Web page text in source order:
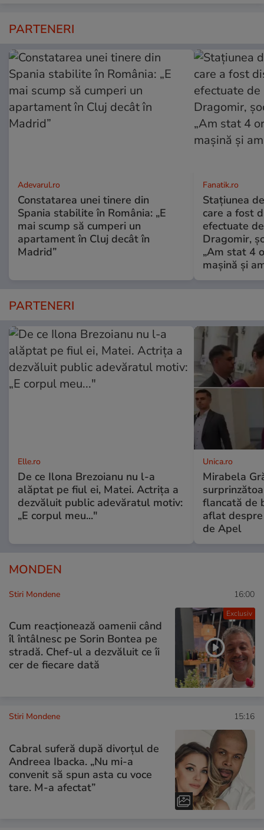
PARTENERI
Adevarul.ro
Constatarea unei tinere din
Spania stabilite în România: „E
mai scump să cumperi un
apartament în Cluj decât în
Madrid”
Fanatik.ro
Stațiunea
care a fost
efectuate
Dragomir,
„Am stat 4
mașină și
PARTENERI
Elle.ro
De ce Ilona Brezoianu nu l-a
alăptat pe fiul ei, Matei. Actrița a
dezvăluit public adevăratul motiv:
„E corpul meu..."
Unica.ro
Mirabela
flancată de
aflat
de Apel
MONDEN
Exclusiv
Stiri Mondene 16:00
Cum reacționează oamenii când
îl întâlnesc pe Sorin Bontea pe
stradă. Chef-ul a dezvăluit ce îi
cer de fiecare dată
Stiri Mondene 15:16
Cabral suferă după divorțul de
Andreea Ibacka. „Nu mi-a
convenit să spun asta cu voce
tare. M-a afectat”